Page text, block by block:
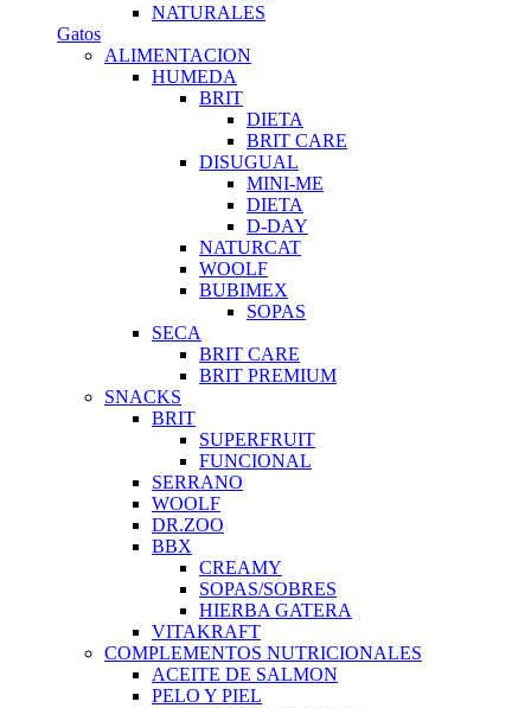
NATURALES
Gatos
ALIMENTACION
HUMEDA
BRIT
DIETA
BRIT CARE
DISUGUAL
MINI-ME
DIETA
D-DAY
NATURCAT
WOOLF
BUBIMEX
SOPAS
SECA
BRIT CARE
BRIT PREMIUM
SNACKS
BRIT
SUPERFRUIT
FUNCIONAL
SERRANO
WOOLF
DR.ZOO
BBX
CREAMY
SOPAS/SOBRES
HIERBA GATERA
VITAKRAFT
COMPLEMENTOS NUTRICIONALES
ACEITE DE SALMON
PELO Y PIEL